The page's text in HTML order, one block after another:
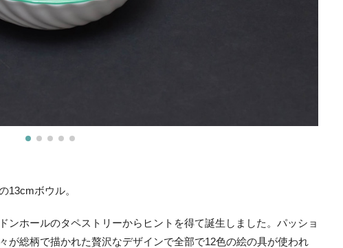
13cmボウル。
ンホールのタペストリーからヒントを得て誕生しました。パッショ
が総柄で描かれた贅沢なデザインで全部で12色の絵の具が使われ